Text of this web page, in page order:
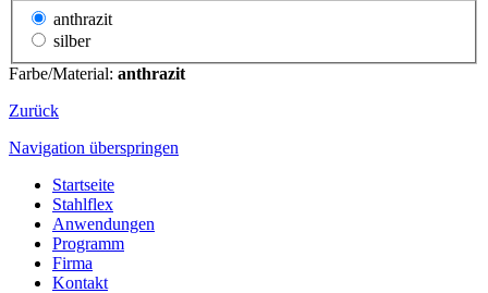
anthrazit
silber
Farbe/Material: anthrazit
Zurück
Navigation überspringen
Startseite
Stahlflex
Anwendungen
Programm
Firma
Kontakt